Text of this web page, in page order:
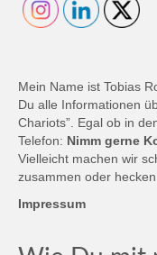
Mein Name ist Tobias
Du alle Informationen
Chariots”. Egal ob in
Telefon: Nimm gerne
Vielleicht machen wir
zusammen oder
Impressum